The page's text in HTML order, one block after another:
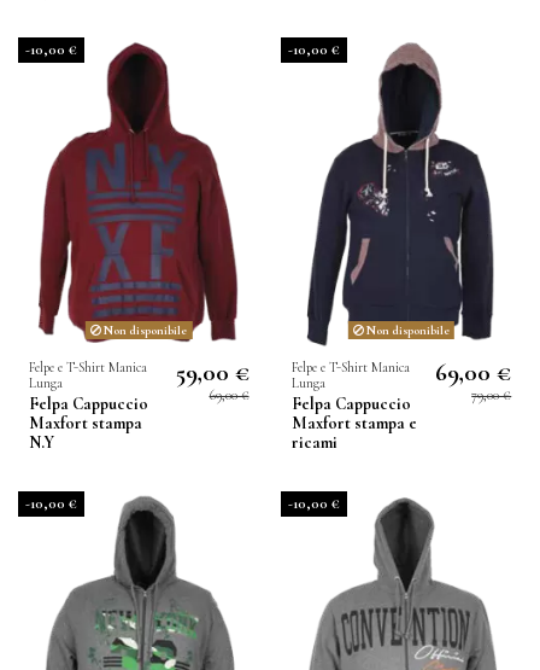
-10,00 €
Non disponibile
Felpe e T-Shirt Manica
Lunga
Felpa Cappuccio
Maxfort stampa
N.Y
59,00 €
69,00 €
-10,00 €
Non disponibile
Felpe e T-Shirt Manica
Lunga
Felpa Cappuccio
Maxfort stampa e
ricami
69,00 €
79,00 €
-10,00 € -10,00 €